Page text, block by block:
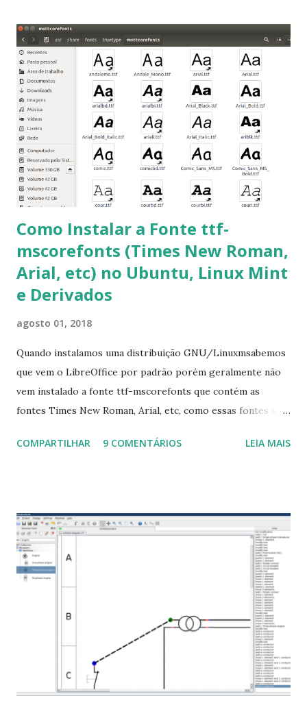
que contém essas fontes. Ao instalar o GNU/Linux abra o
terminal e execute o comando: $ sudo apt-get install ttf-
mscorefonts-installer Leia os termos de uso e avance
clicando em “Ok” Agora aceite os termos de uso clicando
em “Sim” Pronto agora abra o LibreOffice e veja se as
fontes Times New Roman, Arial estão instaladas. Caso
ocorra algum erro ou precisa reinstalar, execute: $ sudo
apt-get install --reinstall ttf-mscorefonts-installer
Como Instalar a Fonte ttf-
mscorefonts (Times New Roman,
Arial, etc) no Ubuntu, Linux Mint
e Derivados
agosto 01, 2018
Quando instalamos uma distribuição GNU/Linuxmsabemos
que vem o LibreOffice por padrão porém geralmente não
vem instalado a fonte ttf-mscorefonts que contém as
fontes Times New Roman, Arial, etc, como essas fontes são
a Associação Brasileira de Normas Técnicas (ABNT), exige
que contém essas fontes. Ao instalar o GNU/Linux abra o
terminal e execute o comando: $ sudo apt-get install ttf-
mscorefonts-installer Leia os termos de uso e avance
clicando em “Ok” Agora aceite os termos de uso clicando
em “Sim” Pronto agora abra o LibreOffice e veja se as
fontes Times New Roman, Arial estão instaladas. Caso
ocorra algum erro ou precisa reinstalar, execute: $ sudo
apt-get install --reinstall ttf-mscorefonts-installer
COMPARTILHAR 9 COMENTÁRIOS LEIA MAIS